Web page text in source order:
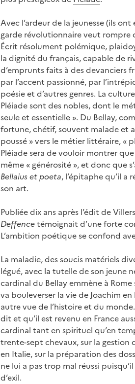
Avec l’ardeur de la jeunesse (ils
garde révolutionnaire veut rompre
Écrit résolument polémique,
la dignité du français, capable de
d’emprunts faits à des devanciers
par l’accent passionné, par
poésie et d’autres genres. La
Pléiade sont des nobles, dont le
seule et essentielle ». Du Bellay,
fortune, chétif, souvent malade et
poussé » vers le métier littéraire, «
Pléiade sera de vouloir montrer
même « générosité », et donc que
Bellaius et poeta, l’épitaphe qu’il a
son art.
Publiée dix ans après l’édit de
Deffencetémoignait d’une forte
L’ambition poétique se confond
La maladie, des soucis matériels
légué, avec la tutelle de son jeune
cardinal du Bellay emmène à
va bouleverser la vie de Joachim
autre vue de l’histoire et du
dit et qu’il est revenu en France
cardinal tant en spirituel qu’en
trente-sept chevaux, sur la gestion
en Italie, sur la préparation des
ne lui a pas trop mal réussi
d’exil.